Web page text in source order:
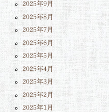
2025年9月
2025年8月
2025年7月
2025年6月
2025年5月
2025年4月
2025年3月
2025年2月
2025年1月